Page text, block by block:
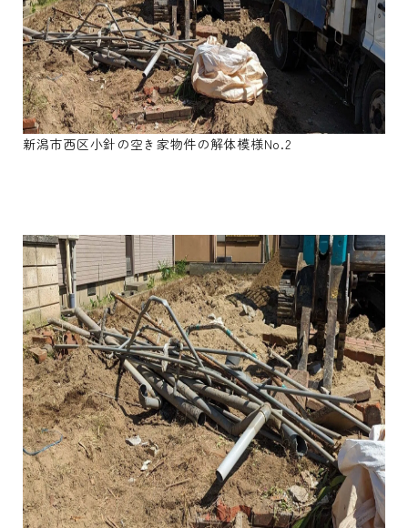
新潟市西区小針の空き家物件の解体模様No.2